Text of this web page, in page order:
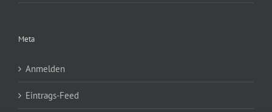
Meta
Anmelden
Eintrags-Feed